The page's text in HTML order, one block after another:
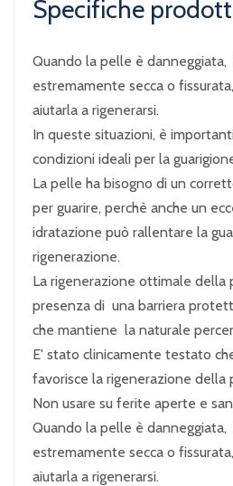
Specifiche
Quando la pelle è
estremamente secca o
aiutarla a rigenerarsi.
In queste situazioni, è
condizioni ideali per la
La pelle ha bisogno di un
per guarire, perchè anche un
idratazione può rallentare la
rigenerazione.
La rigenerazione ottimale della
presenza di una barriera
che mantiene la naturale
E' stato clinicamente testato
favorisce la rigenerazione della
Non usare su ferite aperte e
Quando la pelle è
estremamente secca o
aiutarla a rigenerarsi.